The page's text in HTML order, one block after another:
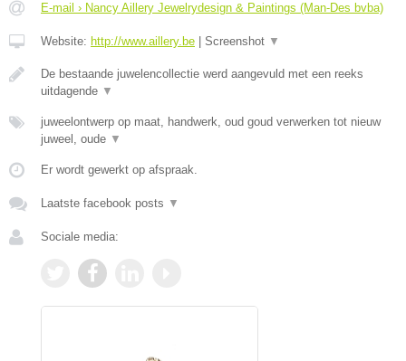
E-mail › Nancy Aillery Jewelrydesign & Paintings (Man-Des bvba)
Website: http://www.aillery.be Screenshot ▼
De bestaande juwelencollectie werd aangevuld met een reeks
uitdagende ▼
juweelontwerp op maat, handwerk, oud goud verwerken tot nieuw
juweel, oude ▼
Er wordt gewerkt op afspraak.
Laatste facebook posts ▼
Sociale media: